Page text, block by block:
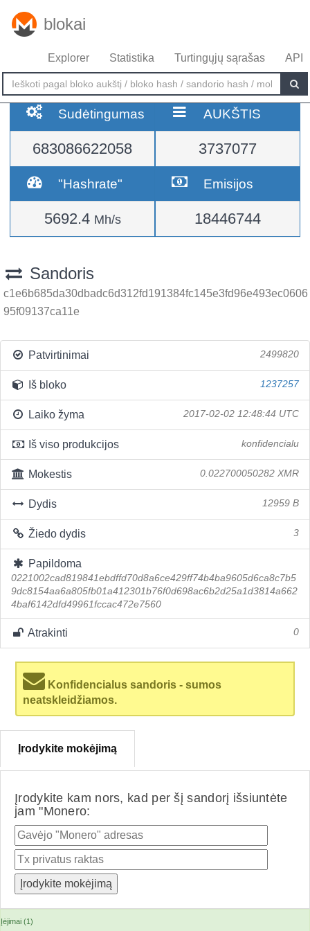
blokai
Explorer Statistika Turtingųjų sąrašas API
Sudėtingumas
683086622058
AUKŠTIS
3737077
"Hashrate"
5692.4 Mh/s
Emisijos
18446744
Sandoris
c1e6b685da30dbadc6d312fd191384fc145e3fd96e493ec0606
95f09137ca11e
Patvirtinimai 2499820
Iš bloko 1237257
Laiko žyma 2017-02-02 12:48:44 UTC
Iš viso produkcijos konfidencialu
Mokestis 0.022700050282 XMR
Dydis 12959 B
Žiedo dydis 3
Papildoma
0221002cad819841ebdffd70d8a6ce429ff74b4ba9605d6ca8c7b5
9dc8154aa6a805fb01a412301b76f0d698ac6b2d25a1d3814a662
4baf6142dfd49961fccac472e7560
Atrakinti 0
Konfidencialus sandoris - sumos
neatskleidžiamos.
Įrodykite mokėjimą
Įrodykite kam nors, kad per šį sandorį išsiuntėte
jam "Monero:
Įėjimai (1)